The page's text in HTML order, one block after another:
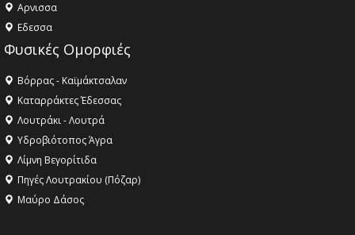
Aρνισσα
Eδεσσα
Φυσικές Ομορφιές
Βόρρας - Καϊμάκτσαλαν
Καταρράκτες Έδεσσας
Λουτράκι - Λουτρά
Υδροβιότοπος Άγρα
Λίμνη Βεγορίτιδα
Πηγές Λουτρακίου (Πόζαρ)
Μαύρο Δάσος